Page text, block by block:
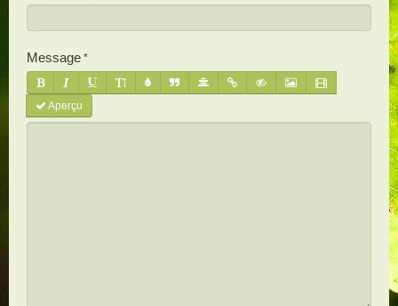
Message
Aperçu